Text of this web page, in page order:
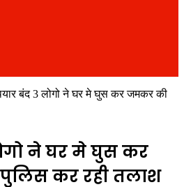
बंद 3 लोगो ने घर मे घुस कर जमकर की
ने घर मे घुस कर
कर रही तलाश